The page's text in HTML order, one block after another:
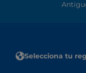
Selecciona tu